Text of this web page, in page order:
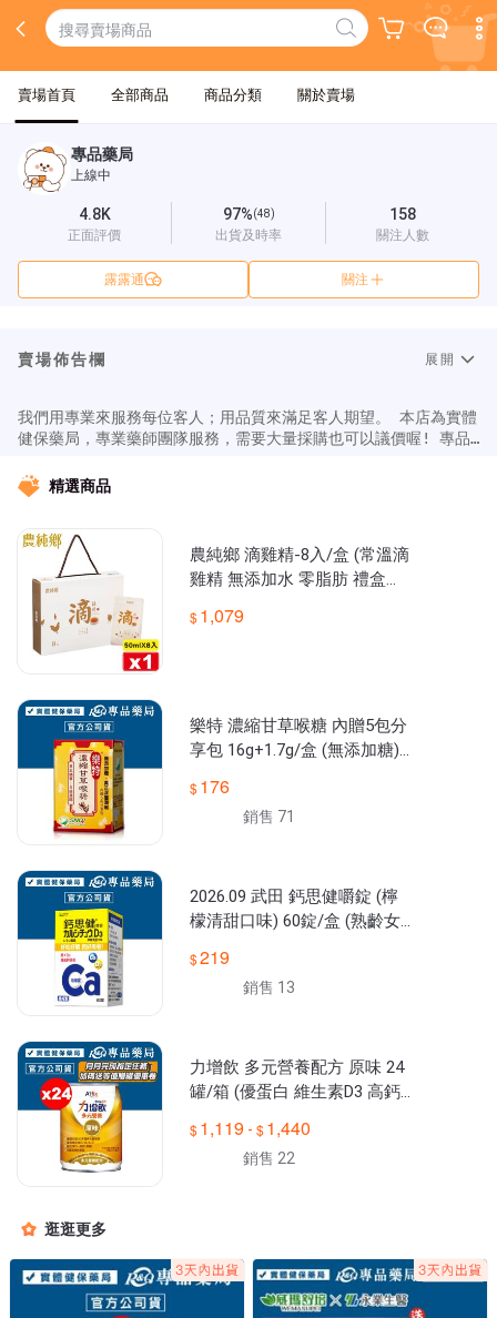
賣場首頁 全部商品 商品分類 關於賣場
專品藥局
上線中
4.8K
正面評價
97%(48)
出貨及時率
158
關注人數
露露通 關注
賣場佈告欄 展開
我們用專業來服務每位客人；用品質來滿足客人期望。 本店為實體
健保藥局，專業藥師團隊服務，需要大量採購也可以議價喔! 專品
精選商品
農純鄉 滴雞精-8入/盒 (常溫滴
雞精 無添加水 零脂肪 禮盒組)
1,079
樂特 濃縮甘草喉糖 內贈5包分
享包 16g+1.7g/盒 (無添加糖)
176
銷售 71
2026.09 武田 鈣思健嚼錠 (檸
檬清甜口味) 60錠/盒 (熟齡女
219
銷售 13
力增飲 多元營養配方 原味 24
罐/箱 (優蛋白 維生素D3 高鈣
1,119 - 1,440
銷售 22
逛逛更多